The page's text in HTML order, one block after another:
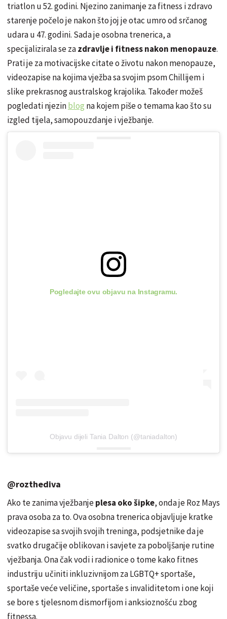
triatlon u 52. godini. Njezino zanimanje za fitness i zdravo
starenje počelo je nakon što joj je otac umro od srčanog
udara u 47. godini. Sada je osobna trenerica, a
specijalizirala se zazdravlje i fitness nakon menopauze.
Prati je za motivacijske citate o životu nakon menopauze,
videozapise na kojima vježba sa svojim psom Chillijem i
slike prekrasnog australskog krajolika. Također možeš
pogledati njezinblog na kojem piše o temama kao što su
izgled tijela, samopouzdanje i vježbanje.
Pogledajte ovu objavu na Instagramu.
Objavu dijeli Tania Dalton (@taniadalton)
@rozthediva
Ako te zanima vježbanjeplesa oko šipke, onda je Roz Mays
prava osoba za to. Ova osobna trenerica objavljuje kratke
videozapise sa svojih svojih treninga, podsjetnike da je
svatko drugačije oblikovan i savjete za poboljšanje rutine
vježbanja. Ona čak vodi i radionice o tome kako fitnes
industriju učiniti inkluzivnijom za LGBTQ+ sportaše,
sportaše veće veličine, sportaše s invaliditetom i one koji
se bore s tjelesnom dismorfijom i anksioznošću zbog
fitnessa.